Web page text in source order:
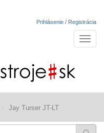
Prihlásenie / Registrácia
Jay Turser JT-LT